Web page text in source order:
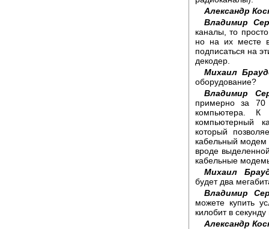
Александр
Владимир
каналы, то
но на их месте
подписаться на
декодер.
Михаил
оборудование?
Владимир
примерно за 70
компьютера.
компьютерный
который
кабельный модем
вроде
кабельные
Михаил
будет два
Владимир
можете купить
килобит в
Александр